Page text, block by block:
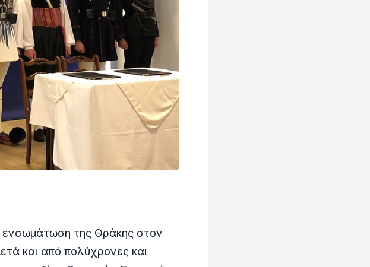
ενσωμάτωση της Θράκης στον
και από πολύχρονες και